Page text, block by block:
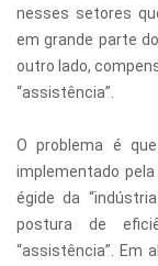
nesses setores
em grande parte
outro lado,
“assistência”.
O problema é
implementado
égide da
postura de
“assistência”. Em